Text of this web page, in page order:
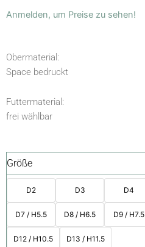
Anmelden, um Preise zu sehen!
Obermaterial:
Space bedruckt
Futtermaterial:
frei wählbar
Größe
D2 D3 D4
D7 / H5.5 D8 / H6.5 D9 / H7.5
D12 / H10.5 D13 / H11.5